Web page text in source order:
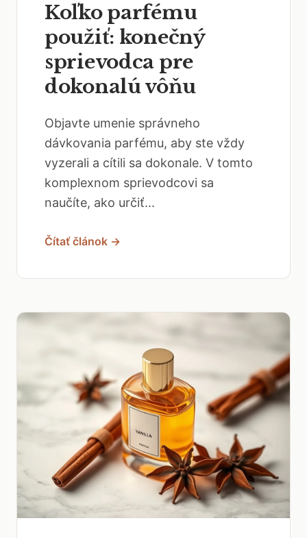
Koľko parfému
použiť: konečný
sprievodca pre
dokonalú vôňu
Objavte umenie správneho
dávkovania parfému, aby ste vždy
vyzerali a cítili sa dokonale. V tomto
komplexnom sprievodcovi sa
naučíte, ako určiť...
Čítať článok →